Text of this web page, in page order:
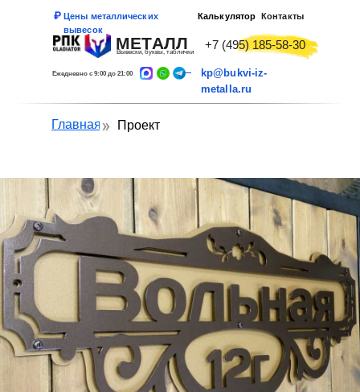
Цены металлических
вывесок
Калькулятор
Ежедневно с 9:00 до 21:00
+7 (495) 185-58-30
kp@bukvi-iz-
metalla.ru
Контакты
Вывески, буквы, таблички
МЕТАЛЛ
Главная Проект